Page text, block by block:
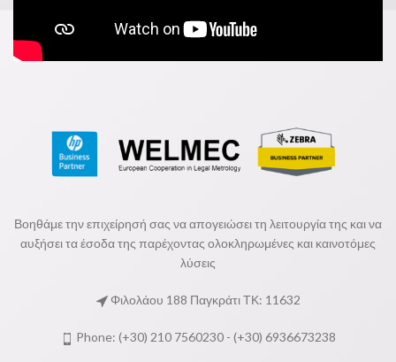
Βοηθάμε την επιχείρησή σας να απογειώσει τη λειτουργία της και να
αυξήσει τα έσοδα της παρέχοντας ολοκληρωμένες και καινοτόμες
λύσεις
Φιλολάου 188 Παγκράτι ΤΚ: 11632
Phone: (+30) 210 7560230 - (+30) 6936673238